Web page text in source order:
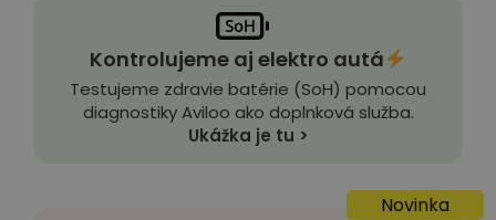
Kontrolujeme aj elektro autá
Testujeme zdravie batérie (SoH) pomocou
diagnostiky Aviloo ako doplnková služba.
Ukážka je tu >
Novinka